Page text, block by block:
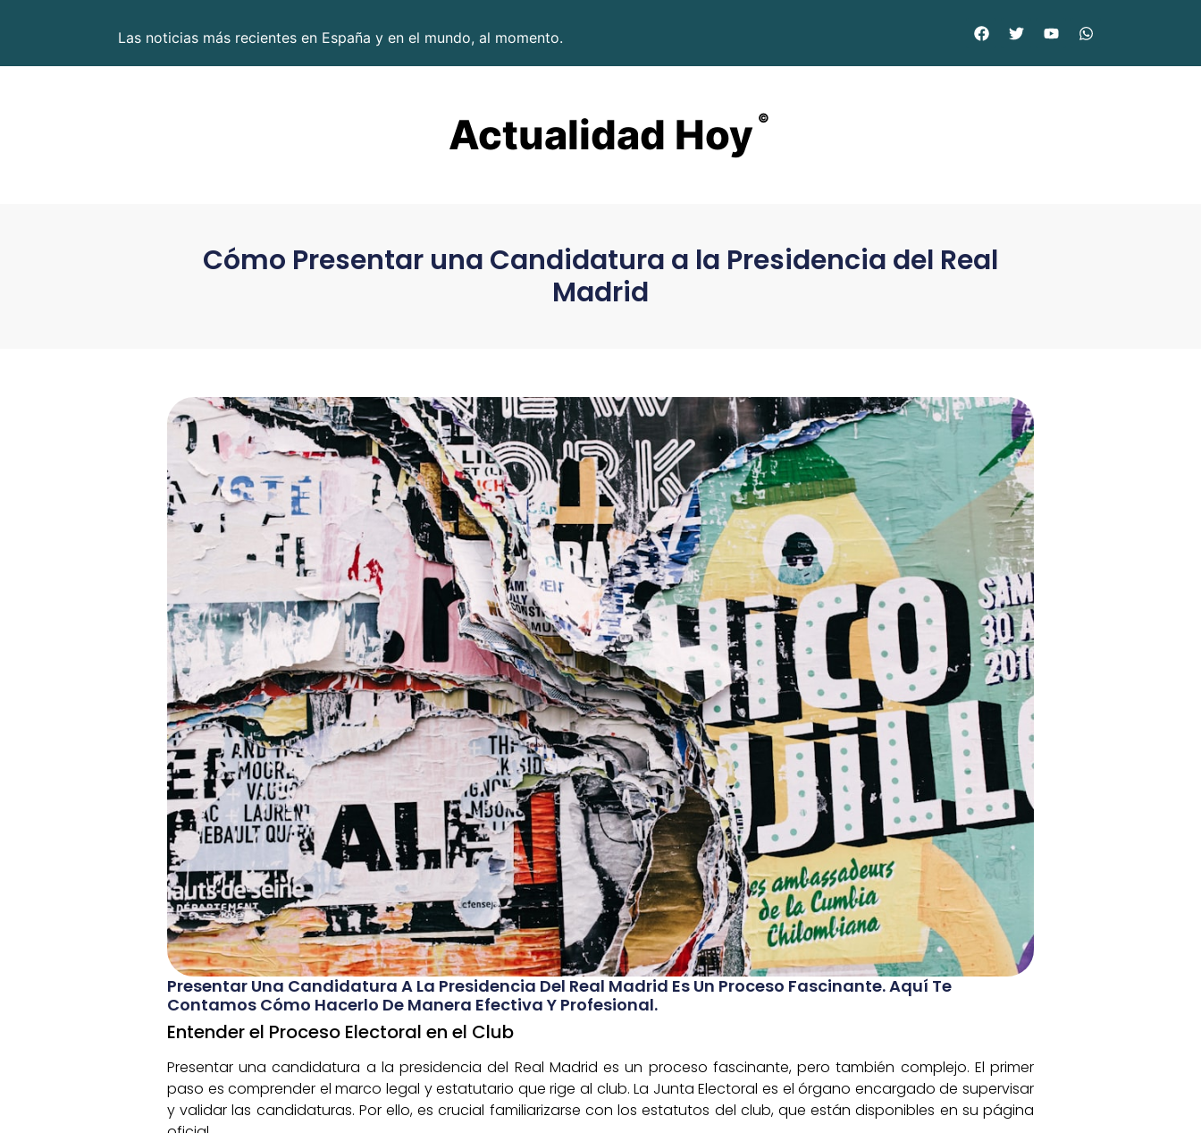
Las noticias más recientes en España y en el mundo, al momento.
Actualidad Hoy ©
Cómo Presentar una Candidatura a la Presidencia del Real
Madrid
Presentar Una Candidatura A La Presidencia Del Real Madrid Es Un Proceso Fascinante. Aquí Te
Contamos Cómo Hacerlo De Manera Efectiva Y Profesional.
Entender el Proceso Electoral en el Club
Presentar una candidatura a la presidencia del Real Madrid es un proceso fascinante, pero también complejo. El primer
paso es comprender el marco legal y estatutario que rige al club. La Junta Electoral es el órgano encargado de supervisar
y validar las candidaturas. Por ello, es crucial familiarizarse con los estatutos del club, que están disponibles en su página